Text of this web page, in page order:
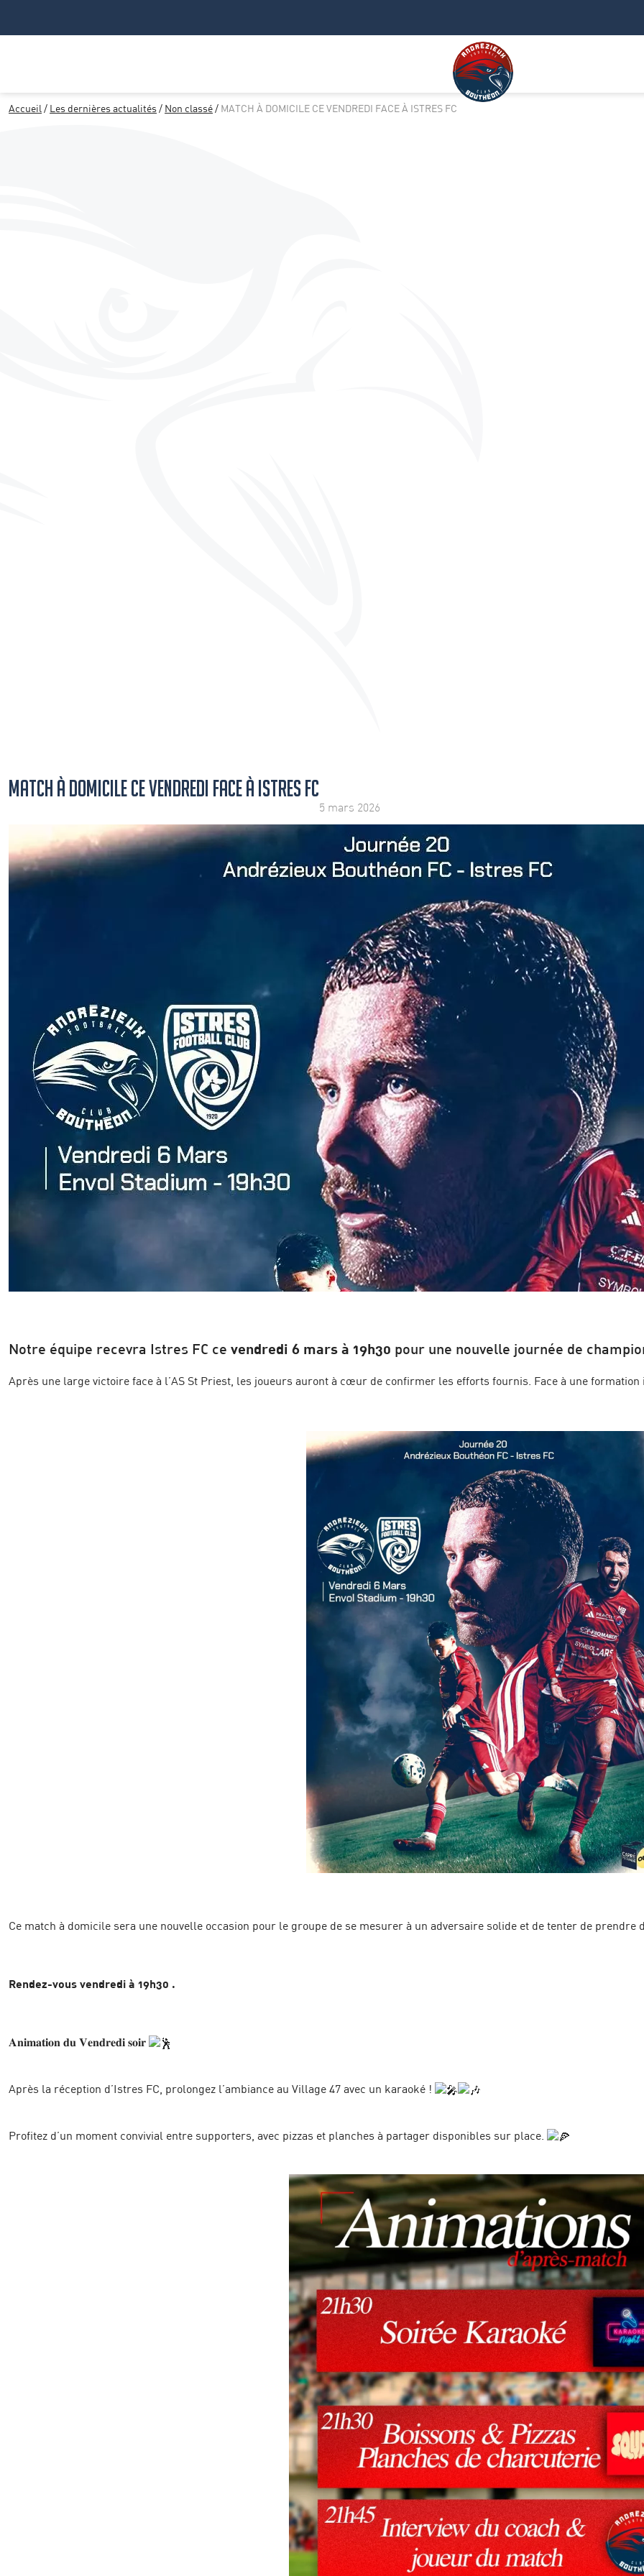
Accueil / Les dernières actualités/ Non classé/ MATCH À DOMICILE CE VENDREDI FACE À ISTRES FC
MATCH À DOMICILE CE VENDREDI FACE À ISTRES FC
5 mars 2026
Notre équipe recevra Istres FC cevendredi 6 mars à 19h30 pour une nouvelle journée de
Après une large victoire face à l’AS St Priest, les joueurs auront à cœur de confirmer les efforts fournis. Face à une
Ce match à domicile sera une nouvelle occasion pour le groupe de se mesurer à un adversaire solide et de tenter de prendre
Rendez-vous vendredi à 19h30 .
𝐀𝐧𝐢𝐦𝐚𝐭𝐢𝐨𝐧 𝐝𝐮 𝐕𝐞𝐧𝐝𝐫𝐞𝐝𝐢 𝐬𝐨𝐢𝐫
Après la réception d’Istres FC, prolongez l’ambiance au Village 47 avec un karaoké !
Profitez d’un moment convivial entre supporters, avec pizzas et planches à partager disponibles sur place.